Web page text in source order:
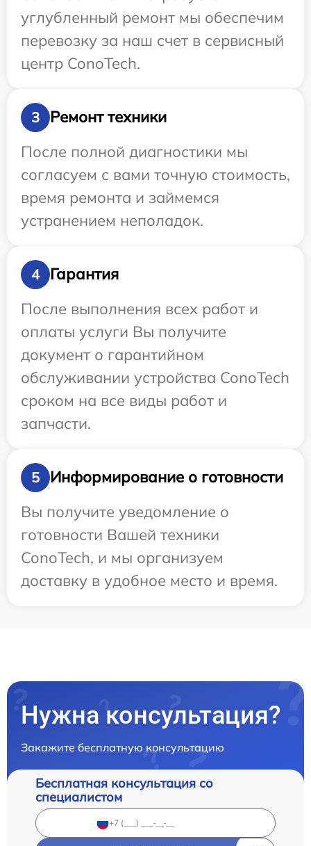
углубленный ремонт мы обеспечим
перевозку за наш счет в сервисный
центр ConoTech.
3
Ремонт техники
После полной диагностики мы
согласуем с вами точную стоимость,
время ремонта и займемся
устранением неполадок.
4
Гарантия
После выполнения всех работ и
оплаты услуги Вы получите
документ о гарантийном
обслуживании устройства ConoTech
сроком на все виды работ и
запчасти.
5
Информирование о готовности
Вы получите уведомление о
готовности Вашей техники
ConoTech, и мы организуем
доставку в удобное место и время.
Нужна консультация?
Закажите бесплатную консультацию
Бесплатная консультация со
специалистом